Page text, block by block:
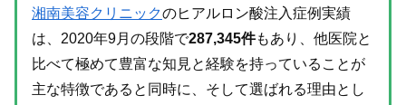
湘南美容クリニックのヒアルロン酸注入症例実績
は、2020年9月の段階で287,345件もあり、他医院と
比べて極めて豊富な知見と経験を持っていることが
主な特徴であると同時に、そして選ばれる理由とし